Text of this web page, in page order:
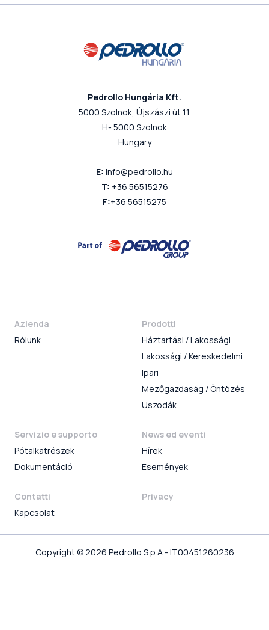
Pedrollo Hungária Kft.
5000 Szolnok, Újszászi út 11.
H- 5000 Szolnok
Hungary
E: info@pedrollo.hu
T: +36 56515276
F:+36 56515275
Azienda
Rólunk
Prodotti
Háztartási / Lakossági
Lakossági / Kereskedelmi
Ipari
Mezőgazdaság / Öntözés
Uszodák
Servizio e supporto
Pótalkatrészek
Dokumentáció
News ed eventi
Hírek
Események
Contatti
Kapcsolat
Privacy
Copyright © 2026 Pedrollo S.p.A - IT00451260236